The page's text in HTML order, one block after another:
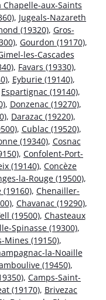
Chapelle-aux-Saints
, Jugeals-Nazareth
(19320), Gros-
, Gourdon (19170),
les-Cascades
, Favars (19330),
, Eyburie (19140),
Espartignac (19140),
, Donzenac (19270),
, Darazac (19220),
, Cublac (19520),
(19340), Cosnac
, Confolent-Port-
(19140), Concèze
la-Rouge (19500),
, Chenailler-
, Chavanac (19290),
(19500), Chasteaux
Spinasse (19300),
Mines (19150),
la-Noaille
(19450),
, Camps-Saint-
(19170), Brivezac